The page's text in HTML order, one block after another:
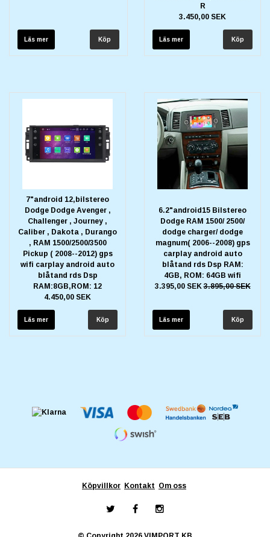
Läs mer
R
3.450,00 SEK
Läs mer
7"android 12,bilstereo
Dodge Dodge Avenger ,
Challenger , Journey ,
Caliber , Dakota , Durango
, RAM 1500/2500/3500
Pickup ( 2008--2012) gps
wifi carplay android auto
blåtand rds Dsp
RAM:8GB,ROM: 12
4.450,00 SEK
Läs mer
6.2"android15 Bilstereo
Dodge RAM 1500/ 2500/
dodge charger/ dodge
magnum( 2006--2008) gps
carplay android auto
blåtand rds Dsp RAM:
4GB, ROM: 64GB wifi
3.395,00 SEK3.895,00 SEK
Läs mer
Köpvillkor Kontakt Om oss